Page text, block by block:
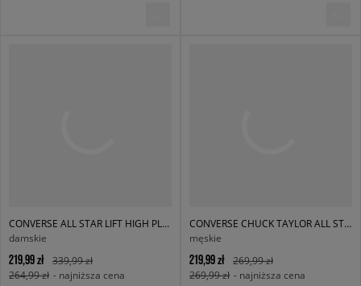
CONVERSE ALL STAR LIFT HIGH PLATFORM
damskie
219,99 zł
339,99 zł
264,99 zł - najniższa cena
CONVERSE CHUCK TAYLOR ALL STAR OX
męskie
219,99 zł
269,99 zł
269,99 zł - najniższa cena